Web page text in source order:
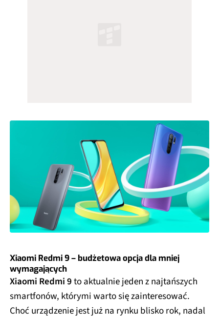
Xiaomi Redmi 9 – budżetowa opcja dla mniej
wymagających
Xiaomi Redmi 9to aktualnie jeden z najtańszych
smartfonów, którymi warto się zainteresować.
Choć urządzenie jest już na rynku blisko rok, nadal